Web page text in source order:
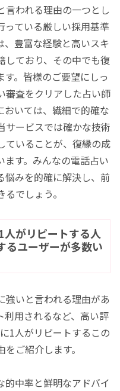
言われる理由の一つとし
っている厳しい採用基準
、豊富な経験と高いスキ
しており、その中でも復
。皆様のご要望にしっ
審査をクリアした占い師
おいては、繊細で的確な
サービスでは確かな技術
ていることが、復縁の成
す。みんなの電話占い
悩みを的確に解決し、前
でしょう。
がリピートする人
るユーザーが多数い
強いと言われる理由があ
利用されるなど、高い評
1人がリピートするこの
ご紹介します。
的中率と鮮明なアドバイ